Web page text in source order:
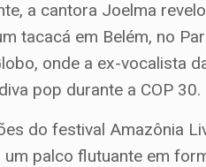
a cantora Joelma
tacacá em Belém, no
onde a ex-vocalista
pop durante a COP 30.
do festival Amazônia
palco flutuante em